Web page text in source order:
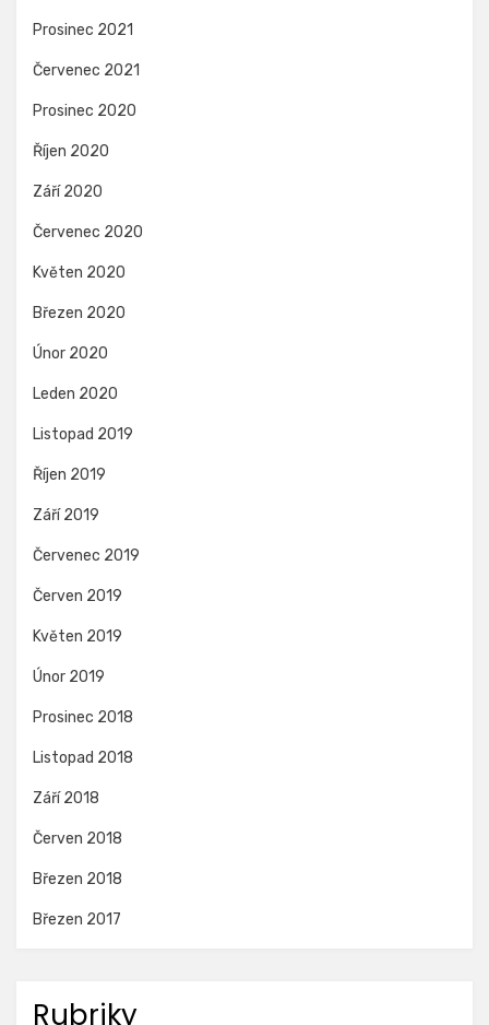
Prosinec 2021
Červenec 2021
Prosinec 2020
Říjen 2020
Září 2020
Červenec 2020
Květen 2020
Březen 2020
Únor 2020
Leden 2020
Listopad 2019
Říjen 2019
Září 2019
Červenec 2019
Červen 2019
Květen 2019
Únor 2019
Prosinec 2018
Listopad 2018
Září 2018
Červen 2018
Březen 2018
Březen 2017
Rubriky